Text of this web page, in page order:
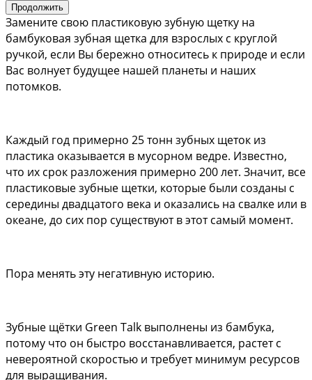
Продолжить
Замените свою пластиковую зубную щетку на
бамбуковая зубная щетка для взрослых с круглой
ручкой, если Вы бережно относитесь к природе и если
Вас волнует будущее нашей планеты и наших
потомков.
Каждый год примерно 25 тонн зубных щеток из
пластика оказывается в мусорном ведре. Известно,
что их срок разложения примерно 200 лет. Значит, все
пластиковые зубные щетки, которые были созданы с
середины двадцатого века и оказались на свалке или в
океане, до сих пор существуют в этот самый момент.
Пора менять эту негативную историю.
Зубные щётки Green Talk выполнены из бамбука,
потому что он быстро восстанавливается, растет с
невероятной скоростью и требует минимум ресурсов
для выращивания.